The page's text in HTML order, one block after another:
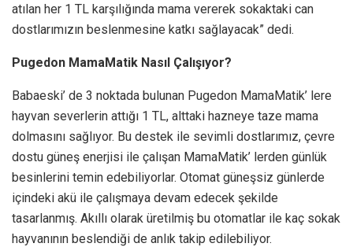
atılan her 1 TL karşılığında mama vererek sokaktaki can
dostlarımızın beslenmesine katkı sağlayacak” dedi.
Pugedon MamaMatik Nasıl Çalışıyor?
Babaeski’ de 3 noktada bulunan Pugedon MamaMatik’ lere
hayvan severlerin attığı 1 TL, alttaki hazneye taze mama
dolmasını sağlıyor. Bu destek ile sevimli dostlarımız, çevre
dostu güneş enerjisi ile çalışan MamaMatik’ lerden günlük
besinlerini temin edebiliyorlar. Otomat güneşsiz günlerde
içindeki akü ile çalışmaya devam edecek şekilde
tasarlanmış. Akıllı olarak üretilmiş bu otomatlar ile kaç sokak
hayvanının beslendiği de anlık takip edilebiliyor.